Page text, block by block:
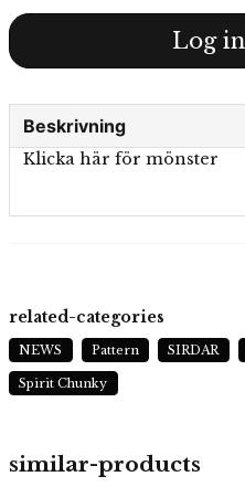
Log
Beskrivning
Klicka här för mönster
similar-products
related-categories
NEWS Pattern SIRDAR
Spirit Chunky